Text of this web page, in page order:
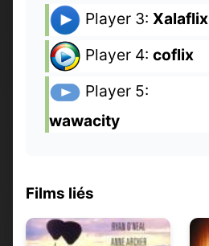
Player 3: Xalaflix
Player 4: coflix
Player 5:
wawacity
Films liés